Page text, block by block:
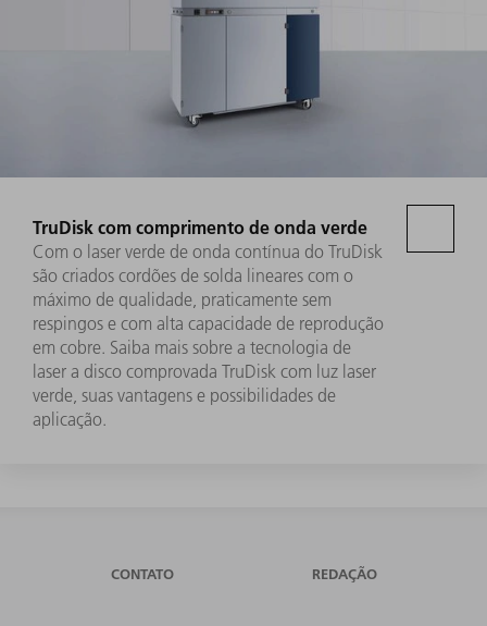
TruDisk com comprimento de onda verde
Com o laser verde de onda contínua do TruDisk
são criados cordões de solda lineares com o
máximo de qualidade, praticamente sem
respingos e com alta capacidade de reprodução
em cobre. Saiba mais sobre a tecnologia de
laser a disco comprovada TruDisk com luz laser
verde, suas vantagens e possibilidades de
aplicação.
CONTATO REDAÇÃO